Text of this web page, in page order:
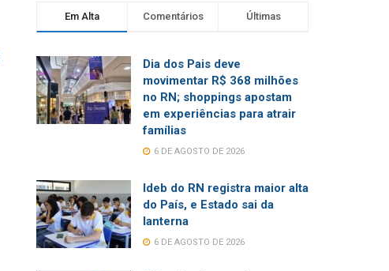
Em Alta Comentários Últimas
Dia dos Pais deve
movimentar R$ 368 milhões
no RN; shoppings apostam
em experiências para atrair
famílias
6 DE AGOSTO DE 2026
Ideb do RN registra maior alta
do País, e Estado sai da
lanterna
6 DE AGOSTO DE 2026